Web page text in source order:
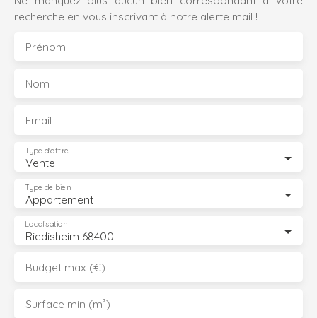
recherche en vous inscrivant à notre alerte mail !
Prénom
Nom
Email
Vente
Type d'offre
Appartement
Type de bien
Riedisheim 68400
Localisation
Budget max (€)
Surface min (m²)